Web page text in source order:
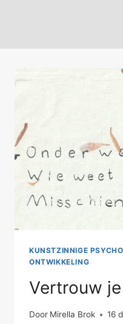
KUNSTZINNIGE
ONTWIKKELING
Vertrouw
Door Mirella Brok 16